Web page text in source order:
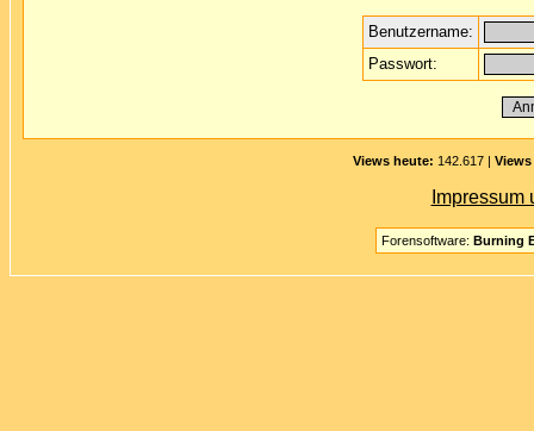
Benutzername:
Passwort:
Views heute: 142.617 |
Forensoftware: Burning